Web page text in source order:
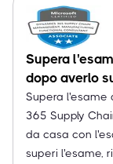
Supera
dopo averlo
Supera l'esame
365 Supply
da casa con
superi l'esame,